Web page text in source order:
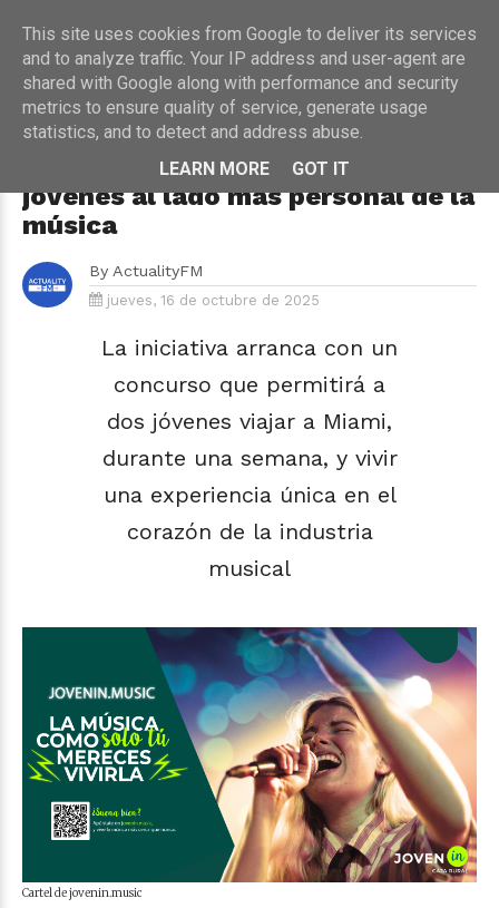
HOME›MÚSICA
Caja Rural lanza “jovenin.music”,
la plataforma que acerca a los
jóvenes al lado más personal de la
música
By ActualityFM
jueves, 16 de octubre de 2025
La iniciativa arranca con un
concurso que permitirá a
dos jóvenes viajar a Miami,
durante una semana, y vivir
una experiencia única en el
corazón de la industria
musical
Cartel de jovenin.music
This site uses cookies from Google to deliver its services
and to analyze traffic. Your IP address and user-agent are
shared with Google along with performance and security
metrics to ensure quality of service, generate usage
statistics, and to detect and address abuse.
LEARN MORE
GOT IT